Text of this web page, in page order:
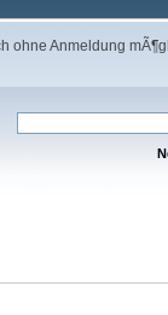
ohne Anmeldung